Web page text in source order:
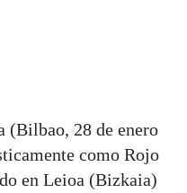
(Bilbao, 28 de enero
como Rojo
en Leioa (Bizkaia)